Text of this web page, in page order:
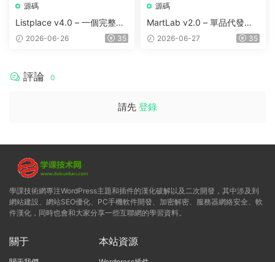
源碼
Listplace v4.0 – 一個完整的
本地商家名錄平台
2026-06-26 35
源碼
MartLab v2.0 – 單品代發貨
平台2026-06-27 35
評論 0
請先 登錄
學課技術網專注WordPress主題和插件的漢化破解以及二次開發，其中涉及到
網站建設、網站SEO優化、PC手機軟件開發、加密解密、服務器網絡安全、軟
件漢化，同時也會和大家分享一些互聯網的學習資料。
關于 本站資源